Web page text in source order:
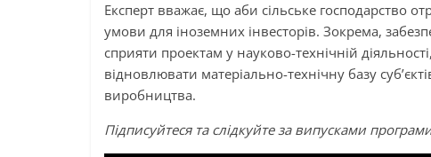
Експерт вважає, що аби сільське господарство
умови для іноземних інвесторів. Зокрема,
сприяти проектам у науково-технічній
відновлювати матеріально-технічну базу
виробництва.
Підписуйтеся та слідкуйте за випусками